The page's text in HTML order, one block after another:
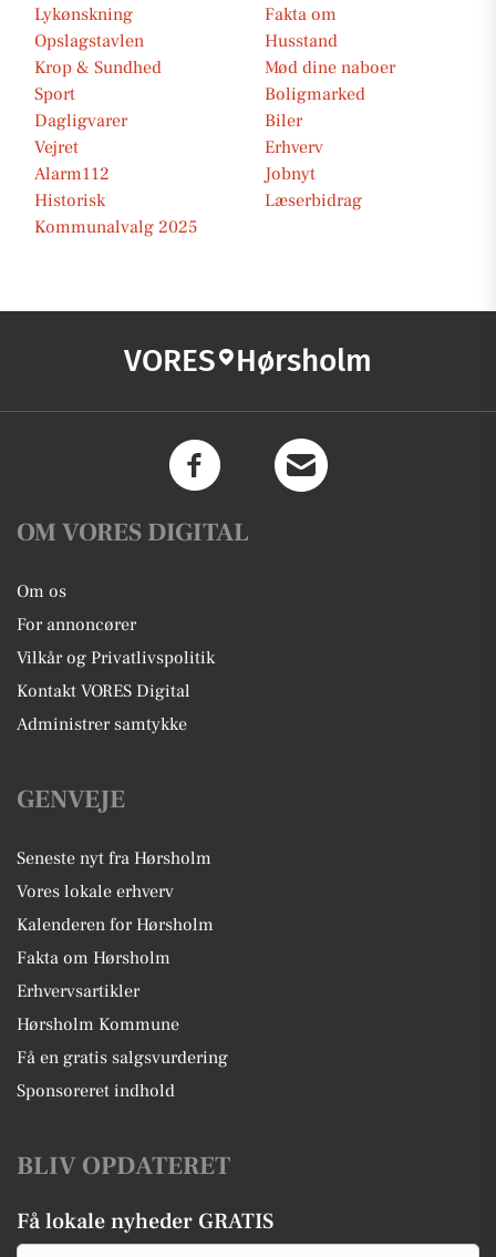
Lykønskning
Fakta om
Opslagstavlen
Husstand
Krop & Sundhed
Mød dine naboer
Sport
Boligmarked
Dagligvarer
Biler
Vejret
Erhverv
Alarm112
Jobnyt
Historisk
Læserbidrag
Kommunalvalg 2025
VORES Hørsholm
OM VORES DIGITAL
Om os
For annoncører
Vilkår og Privatlivspolitik
Kontakt VORES Digital
Administrer samtykke
GENVEJE
Seneste nyt fra Hørsholm
Vores lokale erhverv
Kalenderen for Hørsholm
Fakta om Hørsholm
Erhvervsartikler
Hørsholm Kommune
Få en gratis salgsvurdering
Sponsoreret indhold
BLIV OPDATERET
Få lokale nyheder GRATIS